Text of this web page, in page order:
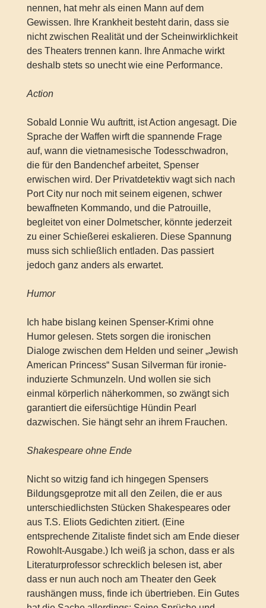
nennen, hat mehr als einen Mann auf dem
Gewissen. Ihre Krankheit besteht darin, dass sie
nicht zwischen Realität und der Scheinwirklichkeit
des Theaters trennen kann. Ihre Anmache wirkt
deshalb stets so unecht wie eine Performance.
Action
Sobald Lonnie Wu auftritt, ist Action angesagt. Die
Sprache der Waffen wirft die spannende Frage
auf, wann die vietnamesische Todesschwadron,
die für den Bandenchef arbeitet, Spenser
erwischen wird. Der Privatdetektiv wagt sich nach
Port City nur noch mit seinem eigenen, schwer
bewaffneten Kommando, und die Patrouille,
begleitet von einer Dolmetscher, könnte jederzeit
zu einer Schießerei eskalieren. Diese Spannung
muss sich schließlich entladen. Das passiert
jedoch ganz anders als erwartet.
Humor
Ich habe bislang keinen Spenser-Krimi ohne
Humor gelesen. Stets sorgen die ironischen
Dialoge zwischen dem Helden und seiner „Jewish
American Princess“ Susan Silverman für ironie-
induzierte Schmunzeln. Und wollen sie sich
einmal körperlich näherkommen, so zwängt sich
garantiert die eifersüchtige Hündin Pearl
dazwischen. Sie hängt sehr an ihrem Frauchen.
Shakespeare ohne Ende
Nicht so witzig fand ich hingegen Spensers
Bildungsgeprotze mit all den Zeilen, die er aus
unterschiedlichsten Stücken Shakespeares oder
aus T.S. Eliots Gedichten zitiert. (Eine
entsprechende Zitaliste findet sich am Ende dieser
Rowohlt-Ausgabe.) Ich weiß ja schon, dass er als
Literaturprofessor schrecklich belesen ist, aber
dass er nun auch noch am Theater den Geek
raushängen muss, finde ich übertrieben. Ein Gutes